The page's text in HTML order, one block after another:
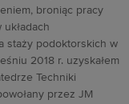
broniąc pracy
staży podoktorskich w
2018 r. uzyskałem
Techniki
przez JM